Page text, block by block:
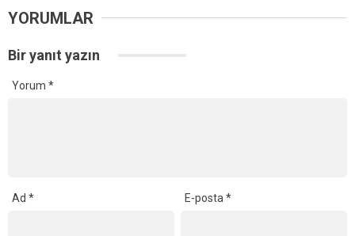
YORUMLAR
Bir yanıt yazın
Yorum *
Ad * E-posta*